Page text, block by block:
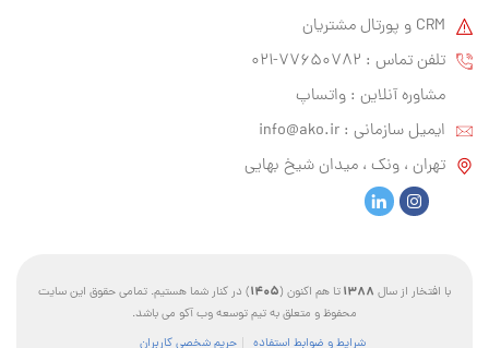
CRM و پورتال مشتریان
تلفن تماس :‌ 77650782-021
مشاوره آنلاین : واتساپ
ایمیل سازمانی :‌ info@ako.ir
تهران ، ونک ، میدان شیخ بهایی
با افتخار از سال 1388تا هم اکنون (1405) در کنار شما هستیم. تمامی حقوق این سایت
محفوظ و متعلق به تیم توسعه وب آکو می باشد.
شرایط و ضوابط استفاده
حریم شخصی کاربران